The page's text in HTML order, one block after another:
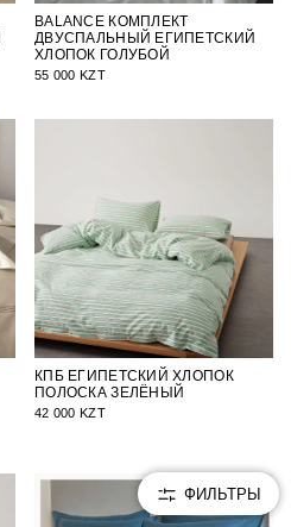
ФИЛЬТРЫ
BALANCE КОМПЛЕКТ
ДВУСПАЛЬНЫЙ ЕГИПЕТСКИЙ
ХЛОПОК ГОЛУБОЙ
55 000 KZT
КПБ ЕГИПЕТСКИЙ ХЛОПОК
ПОЛОСКА ЗЕЛЁНЫЙ
42 000 KZT